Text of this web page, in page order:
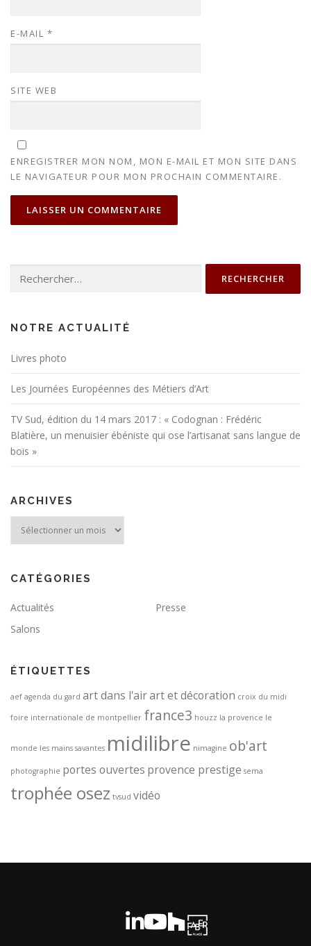
E-MAIL *
SITE WEB
ENREGISTRER MON NOM, MON E-MAIL ET MON SITE DANS
LE NAVIGATEUR POUR MON PROCHAIN COMMENTAIRE.
NOTRE ACTUALITÉ
Livres photo
Les Journées Européennes des Métiers d’Art
TV Sud, édition du 14 mars 2017 : « Codognan : Frédéric
Blatière, un menuisier ébéniste qui ose l’artisanat sans langue de
bois »
ARCHIVES
CATÉGORIES
Actualités
Presse
Salons
ÉTIQUETTES
aef agenda du gard art dans l'airart et décoration croix du midi
foire internationale de montpellier france3 houzz la provence le
monde les mains savantes midilibre nimagine ob'art
photographie portes ouvertes provence prestige sema
trophée osez tvsud vidéo